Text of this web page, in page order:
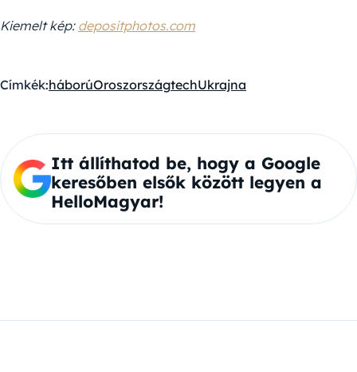
Kiemelt kép: depositphotos.com
Címkék:háborúOroszországtechUkrajna
Itt állíthatod be, hogy a Google
keresőben elsők között legyen a
HelloMagyar!